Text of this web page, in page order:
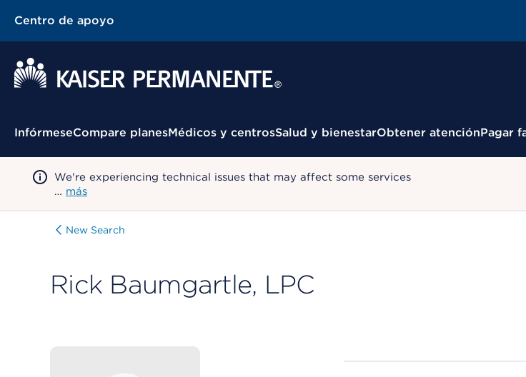
Centro de apoyo
Menú contextual
InfórmeseCompare planesMédicos y centrosSalud y bienestarObtener atenciónPagar
We're experiencing technical issues that may affect some services
… más
New Search
Rick Baumgartle, LPC